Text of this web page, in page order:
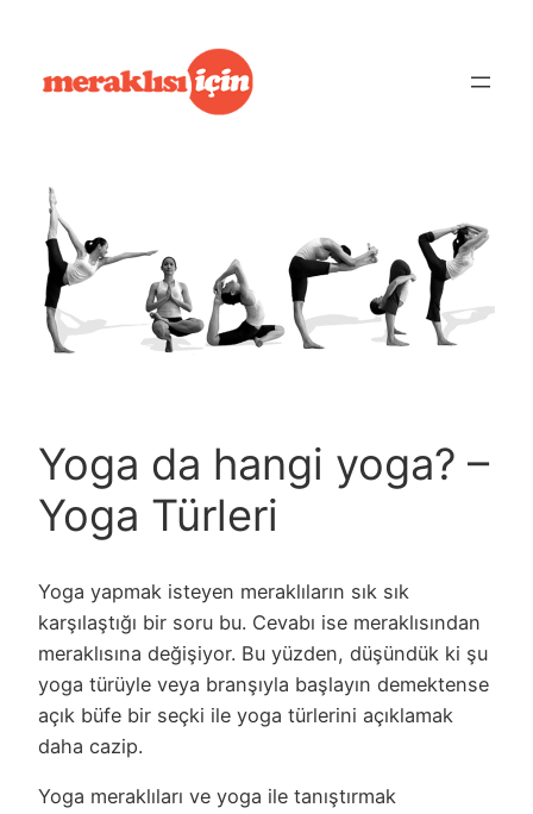
Yoga da hangi yoga? –
Yoga Türleri
Yoga yapmak isteyen meraklıların sık sık
karşılaştığı bir soru bu. Cevabı ise meraklısından
meraklısına değişiyor. Bu yüzden, düşündük ki şu
yoga türüyle veya branşıyla başlayın demektense
açık büfe bir seçki ile yoga türlerini açıklamak
daha cazip.
Yoga meraklıları ve yoga ile tanıştırmak